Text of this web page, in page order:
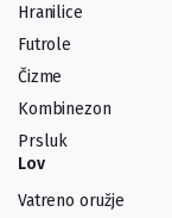
Hranilice
Futrole
Čizme
Kombinezon
Prsluk
Lov
Vatreno oružje